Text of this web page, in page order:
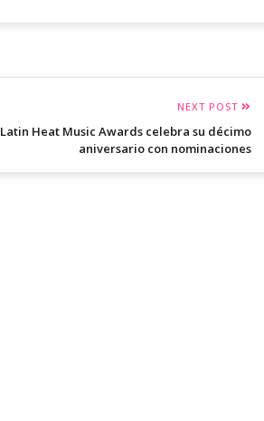
NEXT POST
Latin Heat Music Awards celebra su décimo
aniversario con nominaciones